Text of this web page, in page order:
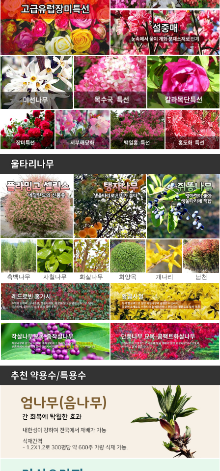
측백나무 사철나무 화살나무 회양목 개나리 남천